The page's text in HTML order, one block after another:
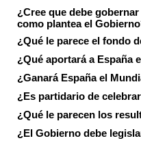
¿Cree que debe
como plantea el
¿Qué le parece el fondo
¿Qué aportará a España
¿Ganará España el
¿Es partidario de
¿Qué le parecen los
¿El Gobierno debe